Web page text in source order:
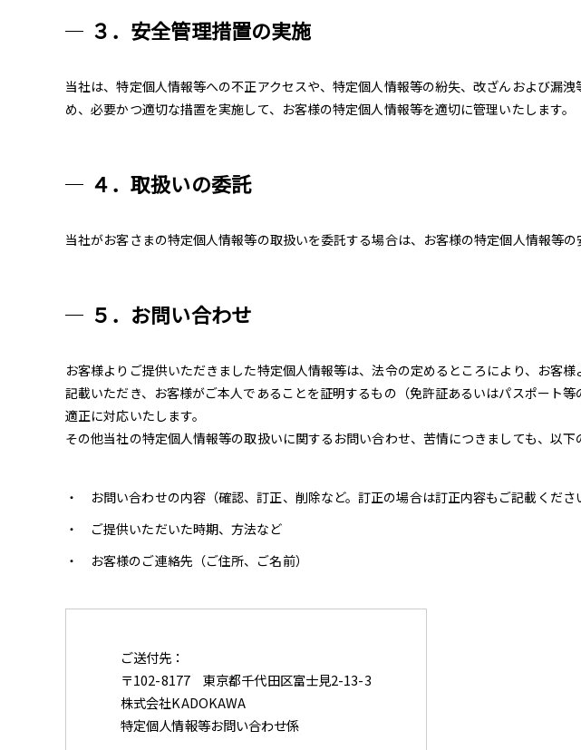
３．安全管理措置の実施
当社は、特定個人情報等への不正アクセスや、特定個人情報等の紛失、改ざんおよび漏
め、必要かつ適切な措置を実施して、お客様の特定個人情報等を適切に管理いたします。
４．取扱いの委託
当社がお客さまの特定個人情報等の取扱いを委託する場合は、お客様の特定個人情報等
５．お問い合わせ
お客様よりご提供いただきました特定個人情報等は、法令の定めるところにより、お客
記載いただき、お客様がご本人であることを証明するもの（免許証あるいはパスポート
適正に対応いたします。
その他当社の特定個人情報等の取扱いに関するお問い合わせ、苦情につきましても、以下
お問い合わせの内容（確認、訂正、削除など。訂正の場合は訂正内容もご記載くださ
ご提供いただいた時期、方法など
お客様のご連絡先（ご住所、ご名前）
ご送付先：
〒102-8177 東京都千代田区富士見2-13-3
株式会社KADOKAWA
特定個人情報等お問い合わせ係